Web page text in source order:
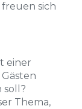
freuen sich
einer
soll?
Thema,